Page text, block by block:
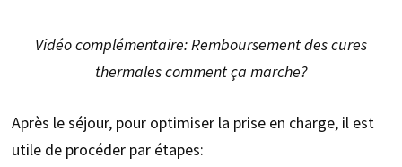
Vidéo complémentaire: Remboursement des cures
thermales comment ça marche?
Après le séjour, pour optimiser la prise en charge, il est
utile de procéder par étapes: